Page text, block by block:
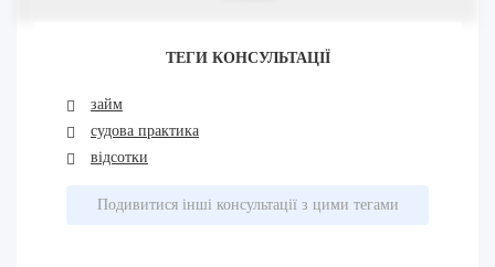
ТЕГИ КОНСУЛЬТАЦІЇ
займ
судова практика
відсотки
Подивитися інші консультації з цими тегами